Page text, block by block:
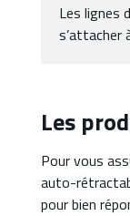
Les lignes
s’attacher
Les
Pour vous
auto-
pour bien